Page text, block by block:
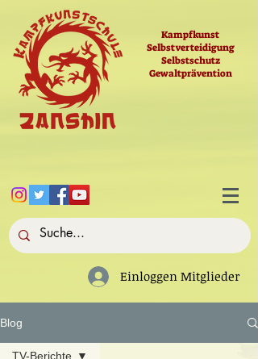
Kampfkunst
Selbstverteidigung
Selbstschutz
Gewaltprävention
Einloggen Mitglieder
Blog
TV-Berichte